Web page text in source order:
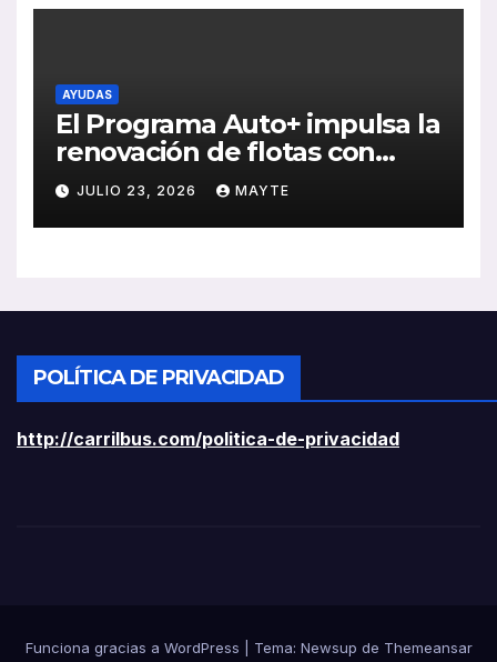
AYUDAS
El Programa Auto+ impulsa la
renovación de flotas con
ayudas a vehículos eléctricos
ligeros
JULIO 23, 2026 MAYTE
POLÍTICA DE PRIVACIDAD
http://carrilbus.com/politica-de-privacidad
Funciona gracias a WordPress Tema: Newsup de Themeansar